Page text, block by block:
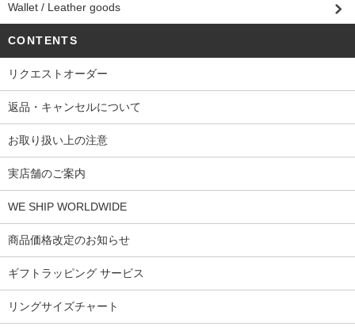
Wallet / Leather goods
CONTENTS
リクエストオーダー
返品・キャンセルについて
お取り扱い上の注意
実店舗のご案内
WE SHIP WORLDWIDE
商品価格改定のお知らせ
ギフトラッピング サービス
リングサイズチャート